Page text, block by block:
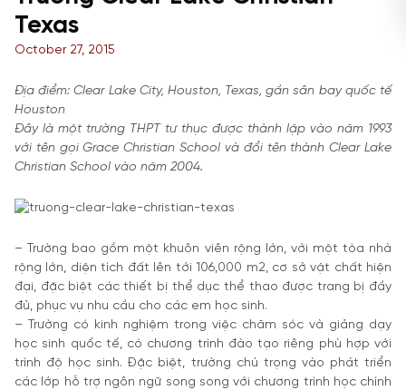
Texas
October 27, 2015
Địa điểm: Clear Lake City, Houston, Texas, gần sân bay quốc tế
Houston
Đây là một trường THPT tư thục được thành lập vào năm 1993
với tên gọi Grace Christian School và đổi tên thành Clear Lake
Christian School vào năm 2004.
– Trường bao gồm một khuôn viên rộng lớn, với một tòa nhà
rộng lớn, diện tích đất lên tới 106,000 m2, cơ sở vật chất hiện
đại, đặc biệt các thiết bị thể dục thể thao được trang bị đầy
đủ, phục vụ nhu cầu cho các em học sinh.
– Trường có kinh nghiệm trong việc chăm sóc và giảng dạy
học sinh quốc tế, có chương trình đào tạo riêng phù hợp với
trình độ học sinh. Đặc biệt, trường chú trọng vào phát triển
các lớp hỗ trợ ngôn ngữ song song với chương trình học chính